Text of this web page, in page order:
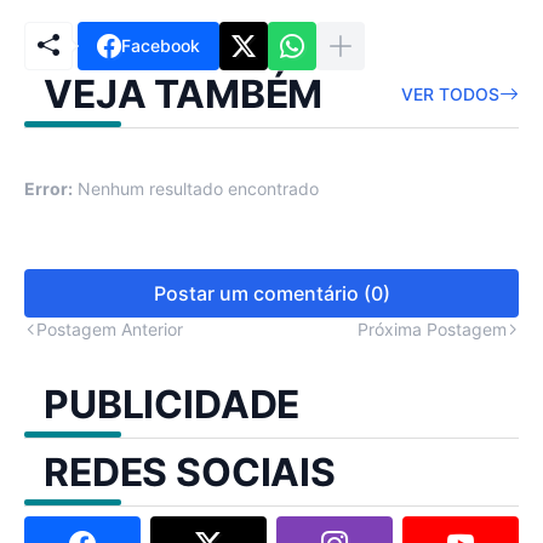
Facebook
VEJA TAMBÉM VER TODOS
Error: Nenhum resultado encontrado
Postar um comentário (0)
Postagem Anterior Próxima Postagem
PUBLICIDADE
REDES SOCIAIS